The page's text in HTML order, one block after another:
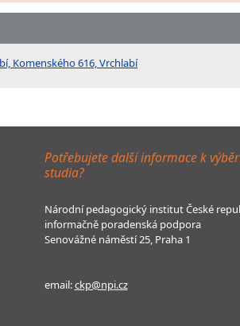
Komenského 616, Vrchlabí
Potřebujete další informace k
studia?
Národní pedagogický institut České
informačně poradenská podpora
Senovážné náměstí 25, Praha 1
email:ckp@npi.cz